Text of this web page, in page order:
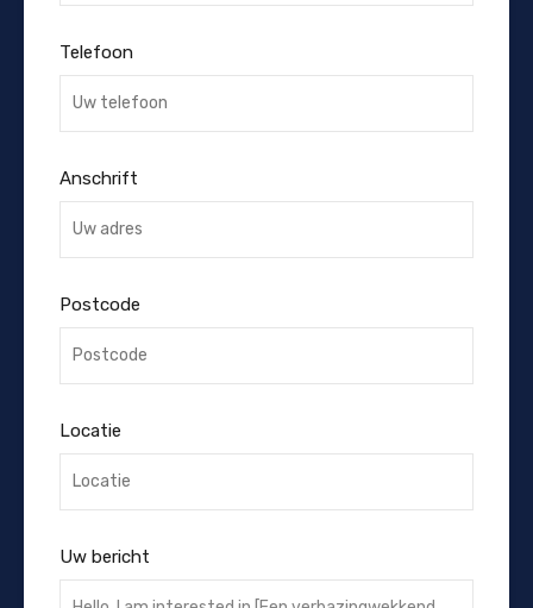
Telefoon
Anschrift
Postcode
Locatie
Uw bericht